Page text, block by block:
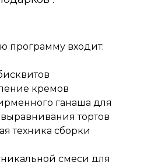
программу входит:
кремов
ганаша для
тортов
техника сборки
смеси для